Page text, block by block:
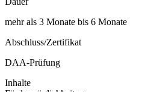
mehr als 3 Monate bis 6 Monate
Abschluss/Zertifikat
DAA-Prüfung
Inhalte